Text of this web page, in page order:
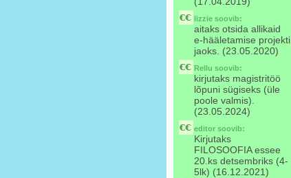
lizzie soovib:
aitaks otsida allikaid
e-hääletamise projekti
jaoks. (23.05.2020)
Rellu soovib:
kirjutaks magistritöö
lõpuni sügiseks (üle
poole valmis).
(23.05.2024)
editor soovib:
Kirjutaks
FILOSOOFIA essee
20.ks detsembriks (4-
5lk) (16.12.2021)